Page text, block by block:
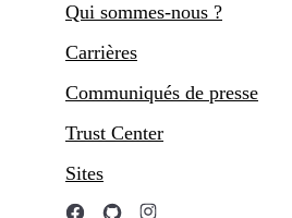
Qui sommes-nous ?
Carrières
Communiqués de presse
Trust Center
Sites